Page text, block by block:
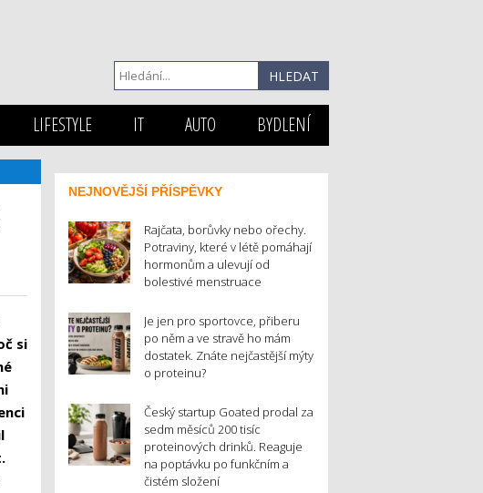
LIFESTYLE IT AUTO BYDLENÍ
si
NEJNOVĚJŠÍ PŘÍSPĚVKY
Rajčata, borůvky nebo ořechy.
Potraviny, které v létě pomáhají
hormonům a ulevují od
bolestivé menstruace
Je jen pro sportovce, přiberu
po něm a ve stravě ho mám
dostatek. Znáte nejčastější mýty
o proteinu?
Český startup Goated prodal za
sedm měsíců 200 tisíc
proteinových drinků. Reaguje
na poptávku po funkčním a
čistém složení